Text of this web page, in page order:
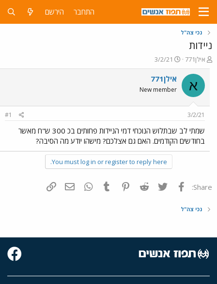
התחבר הירשם
נכי צה"ל
ניידות
פ
ו
ת
ח
ה
ש
א
אילן771
פ
ו
ר
ם
ר
י
ך
3/2/21
א אילן771
New member
3/2/21
#1
שמתי לב שבתלוש הנוכחי דמי הניידות פחותים בכ 300 ש"ח מאשר
בחודשים הקודמים. האם גם אצלכם? מישהו יודע מה הסיבה?
You must log in or register to reply here.
Share: פייסבוק Twitter
Reddit
Pinterest
Tumblr
WhatsAppדואר אלקטרוני
נכי צה"ל